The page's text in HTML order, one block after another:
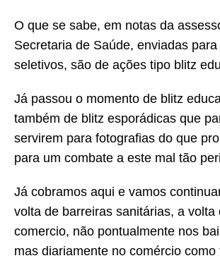
O que se sabe, em notas da
Secretaria de Saúde, enviadas
seletivos, são de ações tipo blitz
Já passou o momento de blitz
também de blitz esporádicas que
servirem para fotografias do que
para um combate a este mal tão
Já cobramos aqui e vamos
volta de barreiras sanitárias, a volta
comercio, não pontualmente nos
mas diariamente no comércio como